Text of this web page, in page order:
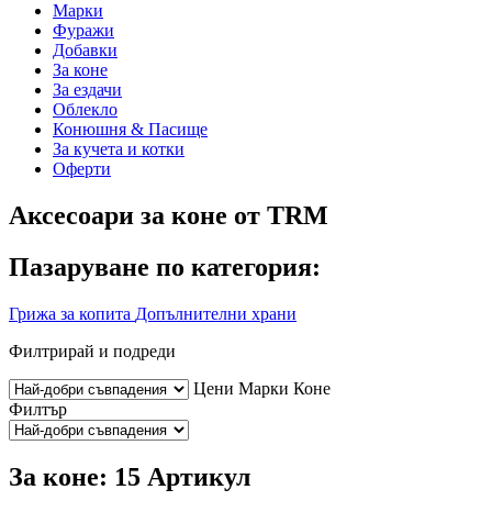
Марки
Фуражи
Добавки
За коне
За ездачи
Облекло
Конюшня & Пасище
За кучета и котки
Оферти
Аксесоари за коне от TRM
Пазаруване по категория:
Грижа за копита Допълнителни храни
Филтрирай и подреди
Цени Марки Коне
Филтър
За коне: 15 Артикул